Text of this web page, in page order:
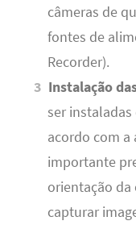
câmeras de
fontes de
Recorder).
Instalação
ser
acordo com a
importante
orientação da
capturar